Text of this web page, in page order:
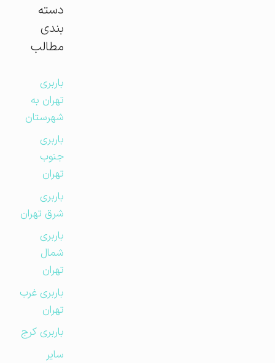
دسته
بندی
مطالب
باربری
تهران به
شهرستان
باربری
جنوب
تهران
باربری
شرق تهران
باربری
شمال
تهران
باربری غرب
تهران
باربری کرج